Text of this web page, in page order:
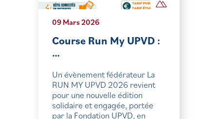
09 Mars 2026
Course Run My UPVD :
…
Un évènement fédérateur La
RUN MY UPVD 2026 revient
pour une nouvelle édition
solidaire et engagée, portée
par la Fondation UPVD, en